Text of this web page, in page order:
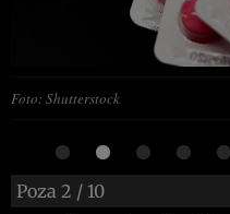
Foto: Shutterstock
Poza 2 / 10